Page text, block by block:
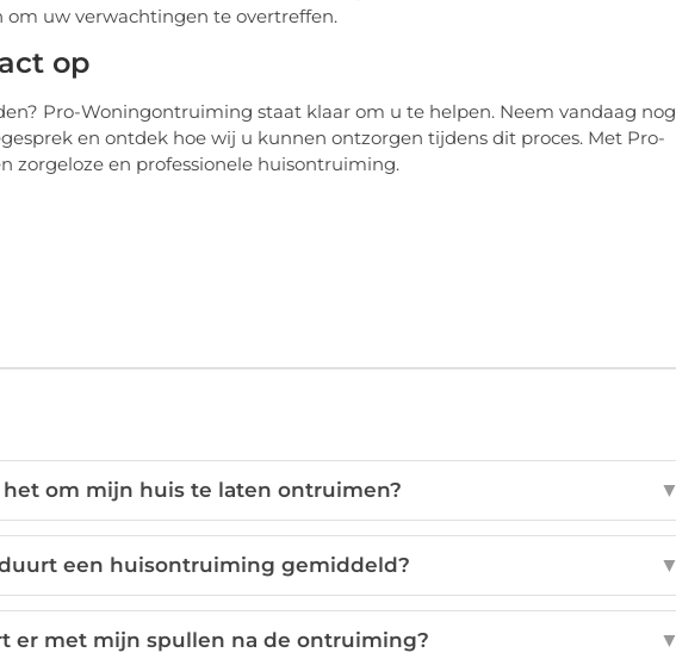
om uw verwachtingen te overtreffen.
op
Pro-Woningontruiming staat klaar om u te helpen. Neem vandaag nog
en ontdek hoe wij u kunnen ontzorgen tijdens dit proces. Met Pro-
en professionele huisontruiming.
het om mijn huis te laten ontruimen? ▼
een huisontruiming gemiddeld? ▼
er met mijn spullen na de ontruiming? ▼